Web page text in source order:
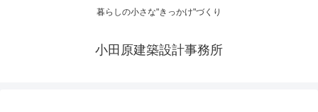
暮らしの小さな"きっかけ"づくり
小田原建築設計事務所